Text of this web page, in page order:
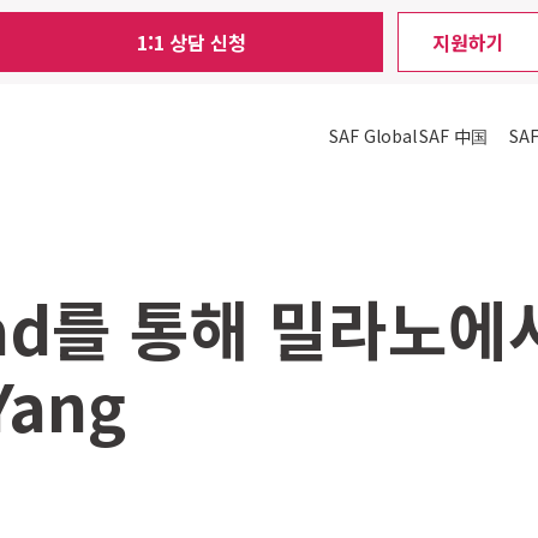
1:1 상담 신청 지원하기
SAF GlobalSAF 中国
통해 밀라노에